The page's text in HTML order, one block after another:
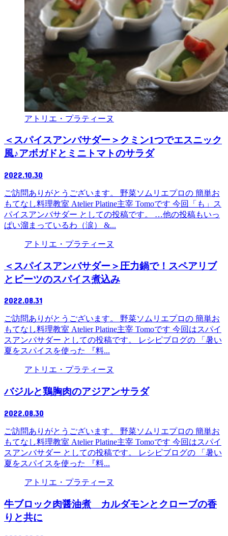
アトリエ・プラティーヌ
＜スパイスアンバサダー＞クミン1つでエスニック
風♪アボガドとミニトマトのサラダ
2022.10.30
ご訪問ありがとうございます。 野菜ソムリエプロの 簡単お
もてなし料理教室 Atelier Platine主宰 Tomoです 今回「も」ス
パイスアンバサダー としての投稿です。 …他の投稿もいっ
ぱい溜まっているわ（涙） &...
アトリエ・プラティーヌ
＜スパイスアンバサダー＞圧力鍋で！スペアリブ
とビーツのスパイス煮込み
2022.08.31
ご訪問ありがとうございます。 野菜ソムリエプロの 簡単お
もてなし料理教室 Atelier Platine主宰 Tomoです 今回はスパイ
スアンバサダー としての投稿です。 レシピブログの 「暑い
夏をスパイスを使った 『料...
アトリエ・プラティーヌ
バジルと鶏胸肉のアジアンサラダ
2022.08.30
ご訪問ありがとうございます。 野菜ソムリエプロの 簡単お
もてなし料理教室 Atelier Platine主宰 Tomoです 今回はスパイ
スアンバサダー としての投稿です。 レシピブログの 「暑い
夏をスパイスを使った 『料...
アトリエ・プラティーヌ
牛ブロック肉醤油煮 カルダモンとクローブの香
りと共に